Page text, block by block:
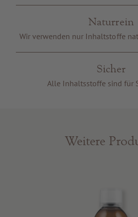
Naturrein
Wir verwenden nur Inhaltstoffe
Sicher
Alle Inhaltsstoffe sind für
Weitere